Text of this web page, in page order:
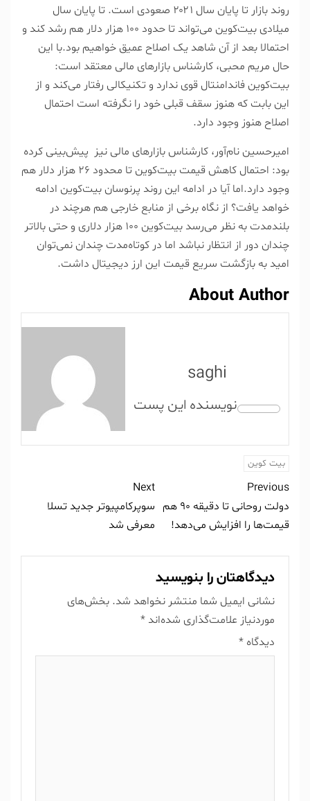
روند بازار تا پایان سال ۲۰۲۱ صعودی است. تا پایان سال
میلادی بیت‌کوین می‌تواند تا حدود ۱۰۰ هزار دلار هم رشد کند و
احتمالا بعد از آن شاهد یک اصلاح عمیق خواهیم بود.با این
حال مریم محبی، کارشناس بازارهای مالی معتقد است:
بیت‌کوین فاندامنتال قوی ندارد و تکنیکالی رفتار می‌کند و از
این بابت که هنوز سقف قبلی خود را نگرفته است احتمال
اصلاح هنوز وجود دارد.
امیرحسین نام‌آور، کارشناس بازارهای مالی نیز پیش‌بینی کرده
بود: احتمال کاهش قیمت بیت‌کوین تا محدود ۲۶ هزار دلار هم
وجود دارد.اما آیا در ادامه این روند پرنوسان بیت‌کوین ادامه
خواهد یافت؟ از نگاه برخی از منابع خارجی هم هرچند در
بلندمدت به نظر می‌رسد بیت‌کوین ۱۰۰ هزار دلاری و حتی بالاتر
چندان دور از انتظار نباشد اما در کوتاه‌مدت چندان نمی‌توان
امید به بازگشت سریع قیمت این ارز دیجیتال داشت.
About Author
saghi
بیت کوین
Previous
دولت روحانی تا دقیقه ۹۰ هم
قیمت‌ها را افزایش می‌دهد!
Next
سوپرکامپیوتر جدید تسلا
معرفی شد
دیدگاهتان را بنویسید
نشانی ایمیل شما منتشر نخواهد شد. بخش‌های
موردنیاز علامت‌گذاری شده‌اند *
دیدگاه *